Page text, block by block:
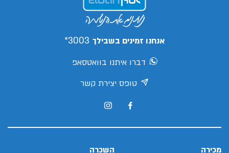
אנחנו זמינים בשבילך 3003*
דברו איתנו בוואטסאפ
טופס יצירת קשר
מכירה השכרה